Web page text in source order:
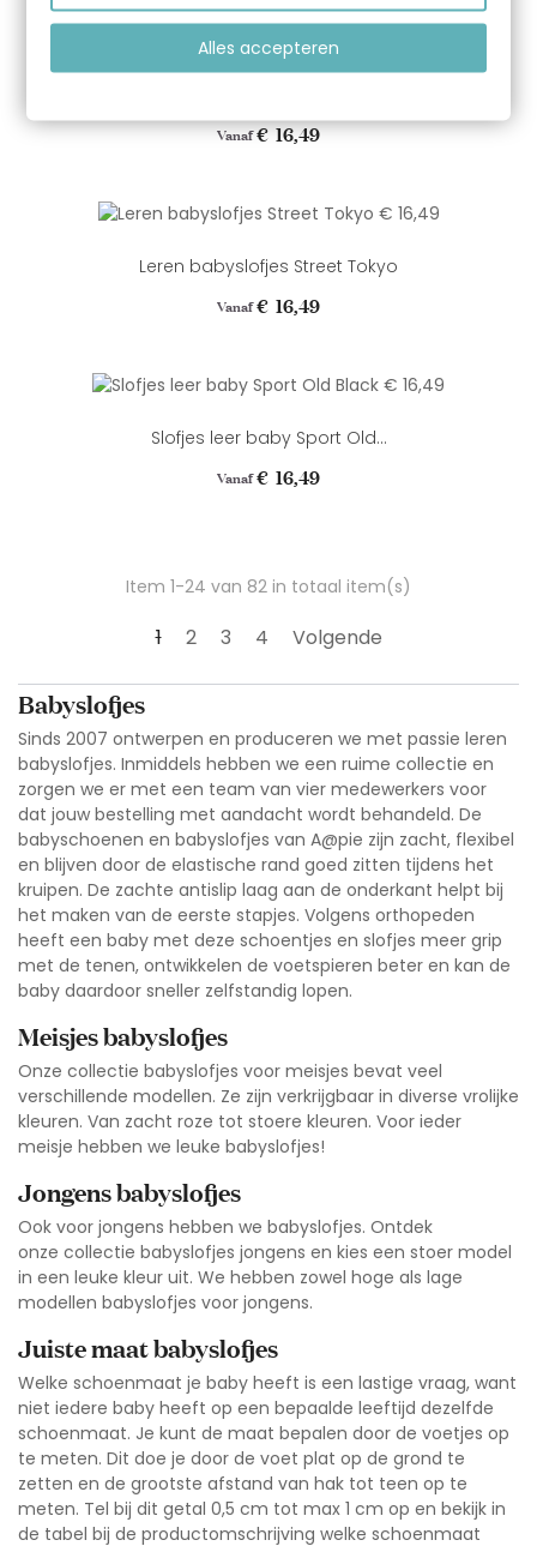
VanafPrijs
€ 16,49
Leren babyslofjes Street Tokyo
Vanaf Prijs
€ 16,49
Slofjes leer baby Sport Old...
Vanaf Prijs
€ 16,49
Item 1-24 van 82 in totaal item(s)
1 2 3 4 Volgende
Babyslofjes
Sinds 2007 ontwerpen en produceren we met passie leren
babyslofjes. Inmiddels hebben we een ruime collectie en
zorgen we er met een team van vier medewerkers voor
dat jouw bestelling met aandacht wordt behandeld. De
babyschoenen en babyslofjes van A@pie zijn zacht, flexibel
en blijven door de elastische rand goed zitten tijdens het
kruipen. De zachte antislip laag aan de onderkant helpt bij
het maken van de eerste stapjes. Volgens orthopeden
heeft een baby met deze schoentjes en slofjes meer grip
met de tenen, ontwikkelen de voetspieren beter en kan de
baby daardoor sneller zelfstandig lopen.
Meisjes babyslofjes
Onze collectie babyslofjes voor meisjes bevat veel
verschillende modellen. Ze zijn verkrijgbaar in diverse vrolijke
kleuren. Van zacht roze tot stoere kleuren. Voor ieder
meisje hebben we leuke babyslofjes!
Jongens babyslofjes
Ook voor jongens hebben we babyslofjes. Ontdek
onze collectie babyslofjes jongens en kies een stoer model
in een leuke kleur uit. We hebben zowel hoge als lage
modellen babyslofjes voor jongens.
Juiste maat babyslofjes
Welke schoenmaat je baby heeft is een lastige vraag, want
niet iedere baby heeft op een bepaalde leeftijd dezelfde
schoenmaat. Je kunt de maat bepalen door de voetjes op
te meten. Dit doe je door de voet plat op de grond te
zetten en de grootste afstand van hak tot teen op te
meten. Tel bij dit getal 0,5 cm tot max 1 cm op en bekijk in
de tabel bij de productomschrijving welke schoenmaat
Alles accepteren